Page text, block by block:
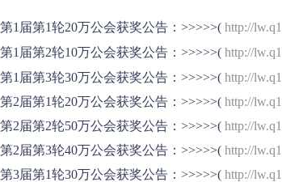
第1届第1轮20万公会获奖公告：>>>>>( http://
第1届第2轮10万公会获奖公告：>>>>>( http://
第1届第3轮30万公会获奖公告：>>>>>( http://
第2届第1轮20万公会获奖公告：>>>>>( http://
第2届第2轮50万公会获奖公告：>>>>>( http://
第2届第3轮40万公会获奖公告：>>>>>( http://
第3届第1轮30万公会获奖公告：>>>>>( http://